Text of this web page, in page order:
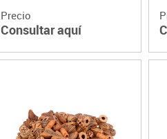
Precio
Consultar aquí